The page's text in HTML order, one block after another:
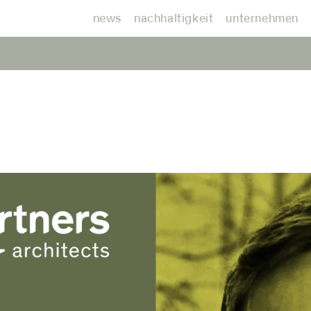
news nachhaltigkeit unternehmen